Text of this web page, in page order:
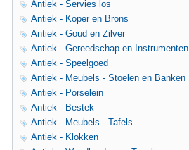
Antiek - Servies los
Antiek - Koper en Brons
Antiek - Goud en Zilver
Antiek - Gereedschap en Instrumenten
Antiek - Speelgoed
Antiek - Meubels - Stoelen en Banken
Antiek - Porselein
Antiek - Bestek
Antiek - Meubels - Tafels
Antiek - Klokken